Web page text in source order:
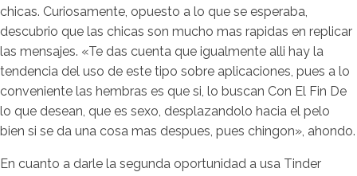
chicas. Curiosamente, opuesto a lo que se esperaba,
descubrio que las chicas son mucho mas rapidas en replicar
las mensajes. «Te das cuenta que igualmente alli hay la
tendencia del uso de este tipo sobre aplicaciones, pues a lo
conveniente las hembras es que si, lo buscan Con El Fin De
lo que desean, que es sexo, desplazandolo hacia el pelo
bien si se da una cosa mas despues, pues chingon», ahondo.
En cuanto a darle la segunda oportunidad a usa Tinder